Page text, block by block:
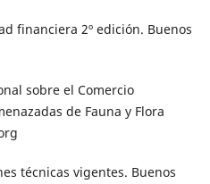
financiera 2º edición. Buenos
sobre el Comercio
de Fauna y Flora
técnicas vigentes. Buenos